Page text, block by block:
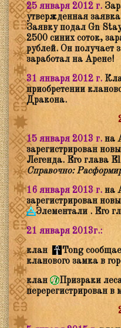
25 января 2012 г.
утвержденная
Заявку подал Gn
2500 синих соток,
рублей. Он получает
заработал на Арене!
31 января 2012 г.
приобретении
Дракона.
15 января 2013 г. на
зарегистрирован
Легенда. Его глава
Справочно:
16 января 2013 г. на
зарегистрирован
Элементали . Его
21 января 2013г.:
клан
Tong
кланового замка в
клан
Призраки
перерегистрирован в